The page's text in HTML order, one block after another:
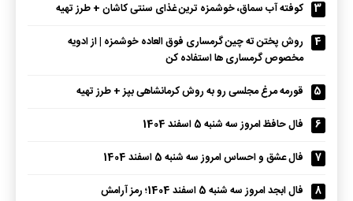
3
کوفته آب سماق، خوشمزه ترین غذای سنتی کاشان + طرز تهیه
4
روش پختن ته چین گرمساری فوق العاده خوشمزه | از ادویه
مخصوص گرمساری ها استفاده کن
5
قورمه مرغ مجلسی رو به روش کرمانشاهی بپز + طرز تهیه
6
فال حافظ امروز سه شنبه 5 اسفند 1404
7
فال عشق و احساس امروز سه شنبه 5 اسفند 1404
8
فال ابجد امروز سه شنبه 5 اسفند 1404؛ رمز آرامش